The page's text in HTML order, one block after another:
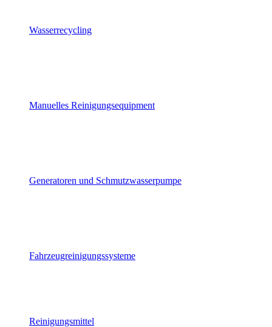
Wasserrecycling
Manuelles Reinigungsequipment
Generatoren und Schmutzwasserpumpe
Fahrzeugreinigungssysteme
Reinigungsmittel